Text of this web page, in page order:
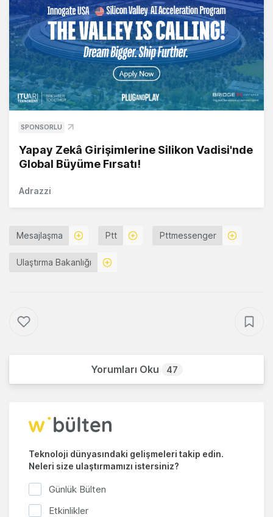
SPONSORLU
Yapay Zekâ Girişimlerine Silikon Vadisi'nde
Global Büyüme Fırsatı!
Adrazzi
Mesajlaşma Ptt Pttmessenger
Ulaştırma Bakanlığı
Yorumları Oku 47
Teknoloji dünyasındaki gelişmeleri takip edin.
Neleri size ulaştırmamızı istersiniz?
Günlük Bülten
Etkinlikler